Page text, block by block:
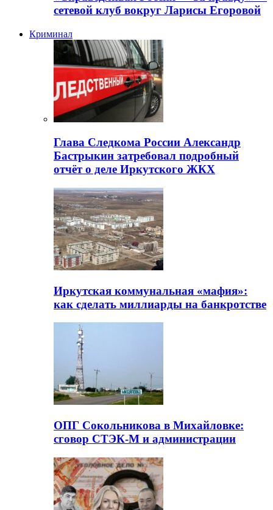
сетевой клуб вокруг Ларисы Егоровой
Криминал
Глава Следкома России Александр
Бастрыкин затребовал подробный
отчёт о деле Иркутского ЖКХ
Иркутская коммунальная «мафия»:
как сделать миллиарды на банкротстве
ОПГ Сокольникова в Михайловке:
сговор СТЭК-М и администрации